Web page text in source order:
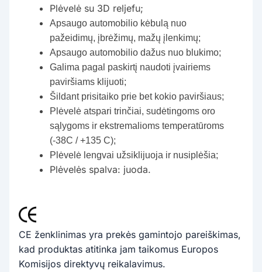
Plėvelė su 3D reljefu;
Apsaugo automobilio kėbulą nuo
pažeidimų, įbrėžimų, mažų įlenkimų;
Apsaugo automobilio dažus nuo blukimo;
Galima pagal paskirtį naudoti įvairiems
paviršiams klijuoti;
Šildant prisitaiko prie bet kokio paviršiaus;
Plėvelė atspari trinčiai, sudėtingoms oro
sąlygoms ir ekstremalioms temperatūroms
(-38C / +135 C);
Plėvelė lengvai užsiklijuoja ir nusiplėšia;
Plėvelės spalva: juoda.
CE ženklinimas yra prekės gamintojo pareiškimas,
kad produktas atitinka jam taikomus Europos
Komisijos direktyvų reikalavimus.